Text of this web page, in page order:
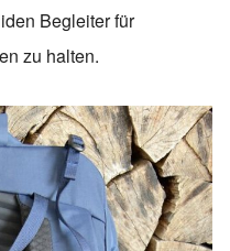
Begleiter für
zu halten.